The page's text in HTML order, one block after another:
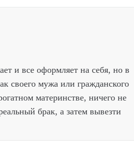
и все оформляет на себя, но в
своего мужа или гражданского
материнстве, ничего не
брак, а затем вывезти